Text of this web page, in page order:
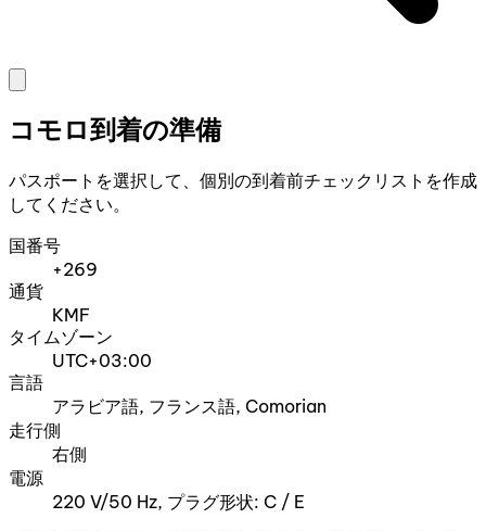
コモロ到着の準備
パスポートを選択して、個別の到着前チェックリストを作成
してください。
国番号
+269
通貨
KMF
タイムゾーン
UTC+03:00
言語
アラビア語, フランス語, Comorian
走行側
右側
電源
220 V/50 Hz, プラグ形状: C / E